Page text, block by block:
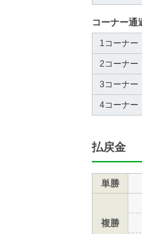
コーナー通
1コーナー
2コーナー
3コーナー
4コーナー
払戻金
単勝
複勝